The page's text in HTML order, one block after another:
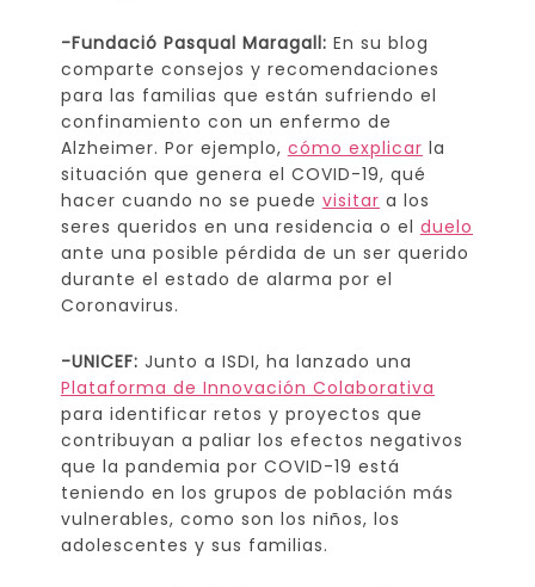
-Fundació Pasqual Maragall: En su blog
comparte consejos y recomendaciones
para las familias que están sufriendo el
confinamiento con un enfermo de
Alzheimer. Por ejemplo, cómo explicar la
situación que genera el COVID-19, qué
hacer cuando no se puede visitar a los
seres queridos en una residencia o el duelo
ante una posible pérdida de un ser querido
durante el estado de alarma por el
Coronavirus.
-UNICEF: Junto a ISDI, ha lanzado una
Plataforma de Innovación Colaborativa
para identificar retos y proyectos que
contribuyan a paliar los efectos negativos
que la pandemia por COVID-19 está
teniendo en los grupos de población más
vulnerables, como son los niños, los
adolescentes y sus familias.